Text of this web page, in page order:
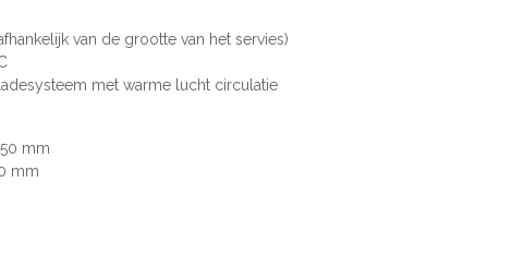
van de grootte van het servies)
met warme lucht circulatie
mm
mm